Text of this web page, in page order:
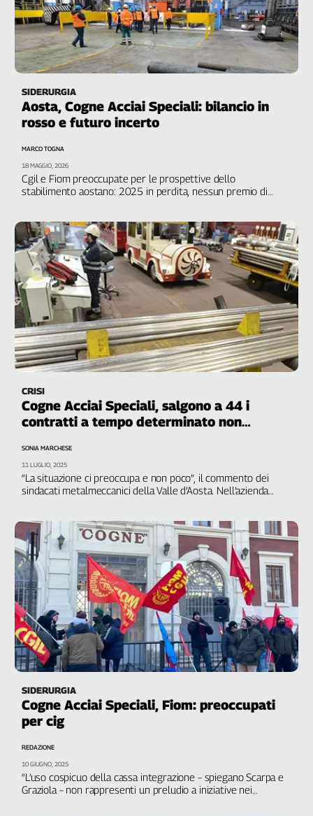
Collettiva
Play
Rubriche
Collettiva
La
settimana
Collettiva
Girasoli
Sassolino
Linea
Tech
It
Easy
Inserti
Idea
Diffusa
InFlai
trasmissioni
Work
Progress
L'Italia
Territori
Abruzzo-
Molise
Alto
Adige
Basilicata
Calabria
Campania
Emilia-
Romagna
Friuli
Venezia
Liguria
Lombardia
SIDERURGIA
Aosta, Cogne Acciai Speciali: bilancio in
rosso e futuro incerto
Cgil e Fiom preoccupate per le prospettive dello
stabilimento aostano: 2025 in perdita, nessun premio di
MARCO TOGNA
18 MAGGIO, 2026
CRISI
Cogne Acciai Speciali, salgono a 44 i
contratti a tempo determinato non
“La situazione ci preoccupa e non poco”, il commento dei
sindacati metalmeccanici della Valle d’Aosta. Nell’azienda
SONIA MARCHESE
11 LUGLIO, 2025
SIDERURGIA
Cogne Acciai Speciali, Fiom: preoccupati
per cig
“L’uso cospicuo della cassa integrazione – spiegano Scarpa e
Graziola – non rappresenti un preludio a iniziative nei
REDAZIONE
10 GIUGNO, 2025